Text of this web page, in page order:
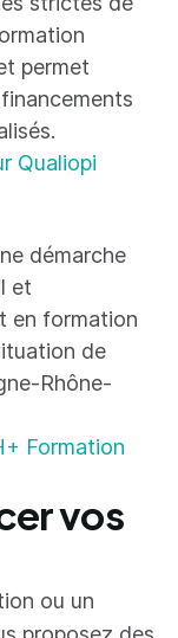
permet
Qualiopi
démarche
et
en formation
de
Rhône-
Formation
vos
ou un